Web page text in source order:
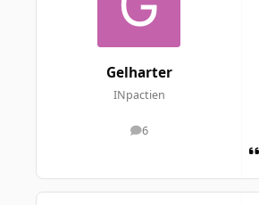
Gelharter
INpactien
6
messages